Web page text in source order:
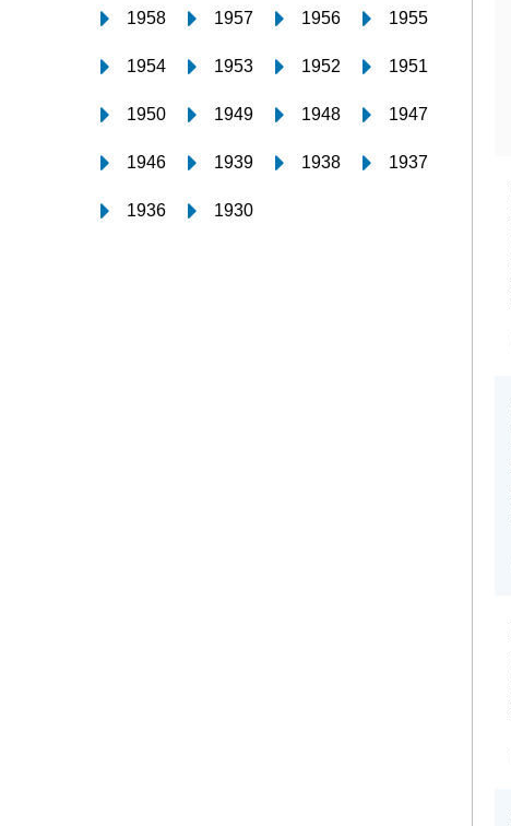
1958 1957 1956 1955
1954 1953 1952 1951
1950 1949 1948 1947
1946 1939 1938 1937
1936 1930